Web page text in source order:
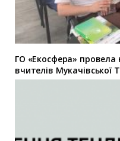
ГО «Екосфера» провела
вчителів Мукачівської